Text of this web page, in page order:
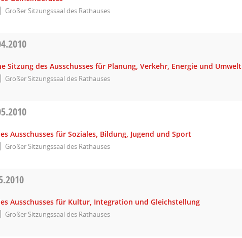
Großer Sitzungssaal des Rathauses
Sitzung des Ausschusses für Planung, Verkehr, Energie und Umwelt
Großer Sitzungssaal des Rathauses
Ausschusses für Soziales, Bildung, Jugend und Sport
Großer Sitzungssaal des Rathauses
Ausschusses für Kultur, Integration und Gleichstellung
Großer Sitzungssaal des Rathauses